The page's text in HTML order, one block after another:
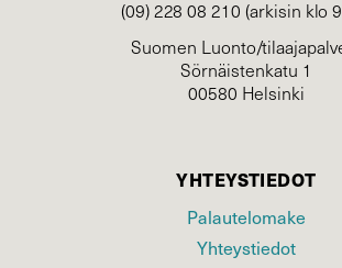
(09) 228 08 210 (arkisin klo
Suomen Luonto/
Sörnäistenkatu 1
00580 Helsinki
YHTEYSTIEDOT
Palautelomake
Yhteystiedot